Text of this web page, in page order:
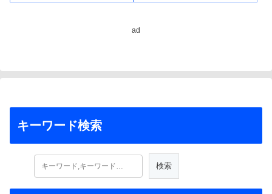
ad
キーワード検索